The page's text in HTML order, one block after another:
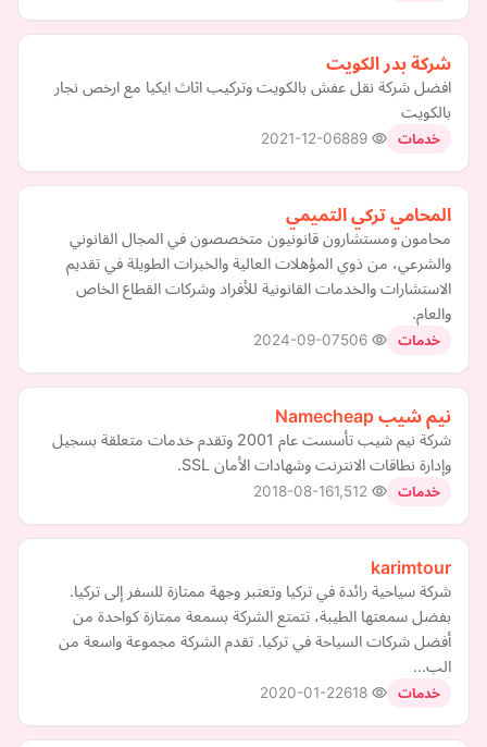
شركة بدر الكويت
افضل شركة نقل عفش بالكويت وتركيب اثاث ايكيا مع ارخص نجار
بالكويت
خدمات 2021-12-06
المحامي تركي التميمي
محامون ومستشارون قانونيون متخصصون في المجال القانوني
والشرعي، من ذوي المؤهلات العالية والخبرات الطويلة في تقديم
الاستشارات والخدمات القانونية للأفراد وشركات القطاع الخاص
والعام.
خدمات 2024-09-07
نيم شيب Namecheap
شركة نيم شيب تأسست عام 2001 وتقدم خدمات متعلقة بسجيل
وإدارة نطاقات الانترنت وشهادات الأمان SSL.
خدمات 2018-08-16
karimtour
شركة سياحية رائدة في تركيا وتعتبر وجهة ممتازة للسفر إلى تركيا.
بفضل سمعتها الطيبة، تتمتع الشركة بسمعة ممتازة كواحدة من
أفضل شركات السياحة في تركيا. تقدم الشركة مجموعة واسعة من
الب…
خدمات 2020-01-22